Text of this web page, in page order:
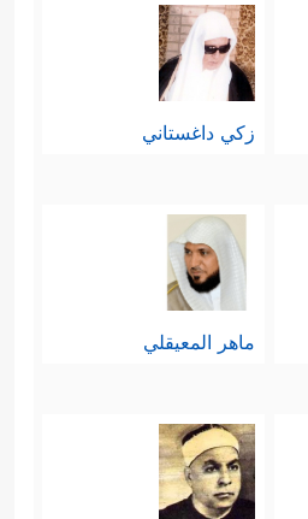
زكي داغستاني
ماهر المعيقلي